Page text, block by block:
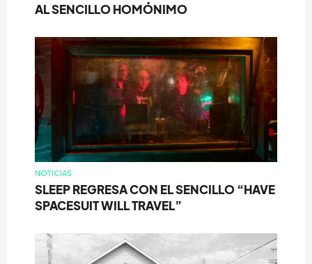
AL SENCILLO HOMÓNIMO
NOTICIAS
SLEEP REGRESA CON EL SENCILLO “HAVE
SPACESUIT WILL TRAVEL”